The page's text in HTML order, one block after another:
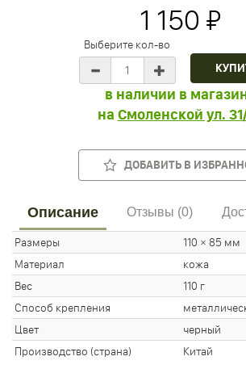
1 150 ₽
Выберите кол-во
в наличии в
на Смоленской ул.
ДОБАВИТЬ В
Описание Отзывы (0)
Размеры
110 × 85 мм
Материал
кожа
Вес
110 г
Способ крепления
Цвет
черный
Производство (страна)
Китай